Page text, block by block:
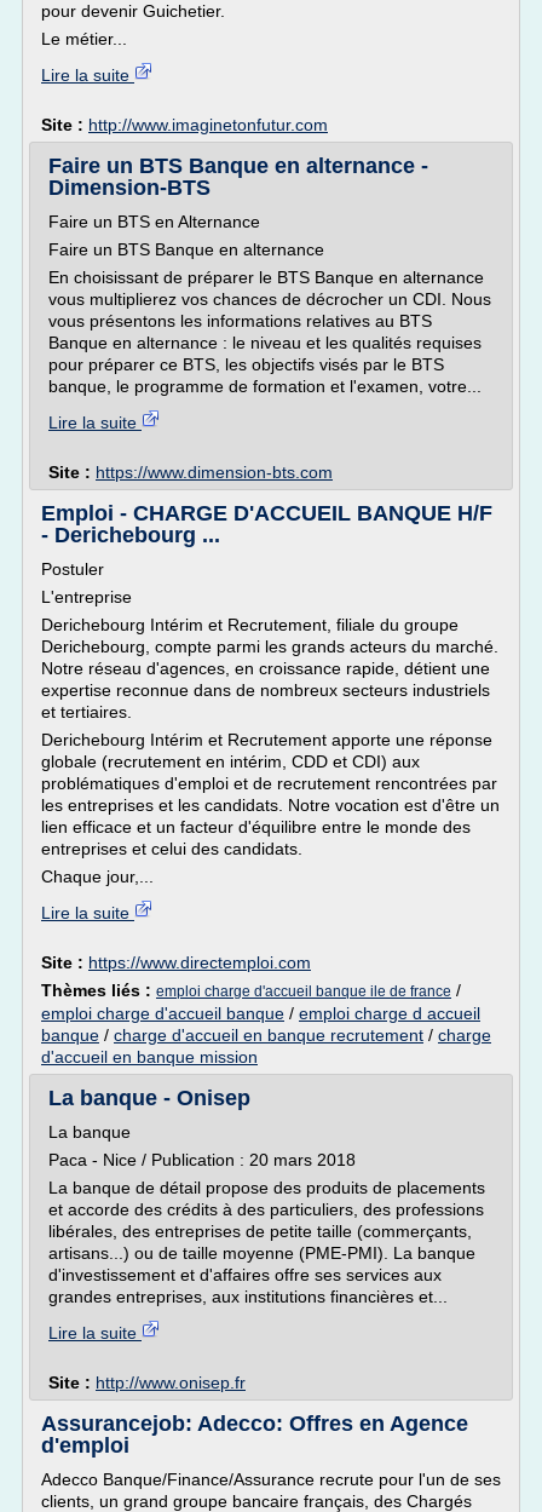
pour devenir Guichetier.
Le métier...
Lire la suite
Site : http://www.imaginetonfutur.com
Faire un BTS Banque en alternance -
Dimension-BTS
Faire un BTS en Alternance
Faire un BTS Banque en alternance
En choisissant de préparer le BTS Banque en alternance
vous multiplierez vos chances de décrocher un CDI. Nous
vous présentons les informations relatives au BTS
Banque en alternance : le niveau et les qualités requises
pour préparer ce BTS, les objectifs visés par le BTS
banque, le programme de formation et l'examen, votre...
Lire la suite
Site : https://www.dimension-bts.com
Emploi - CHARGE D'ACCUEIL BANQUE H/F
- Derichebourg ...
Postuler
L'entreprise
Derichebourg Intérim et Recrutement, filiale du groupe
Derichebourg, compte parmi les grands acteurs du marché.
Notre réseau d'agences, en croissance rapide, détient une
expertise reconnue dans de nombreux secteurs industriels
et tertiaires.
Derichebourg Intérim et Recrutement apporte une réponse
globale (recrutement en intérim, CDD et CDI) aux
problématiques d'emploi et de recrutement rencontrées par
les entreprises et les candidats. Notre vocation est d'être un
lien efficace et un facteur d'équilibre entre le monde des
entreprises et celui des candidats.
Chaque jour,...
Lire la suite
Site : https://www.directemploi.com
Thèmes liés : emploi charge d'accueil banque ile de france /
emploi charge d'accueil banque / emploi charge d accueil
banque / charge d'accueil en banque recrutement / charge
d'accueil en banque mission
La banque - Onisep
La banque
Paca - Nice / Publication : 20 mars 2018
La banque de détail propose des produits de placements
et accorde des crédits à des particuliers, des professions
libérales, des entreprises de petite taille (commerçants,
artisans...) ou de taille moyenne (PME-PMI). La banque
d'investissement et d'affaires offre ses services aux
grandes entreprises, aux institutions financières et...
Lire la suite
Site : http://www.onisep.fr
Assurancejob: Adecco: Offres en Agence
d'emploi
Adecco Banque/Finance/Assurance recrute pour l'un de ses
clients, un grand groupe bancaire français, des Chargés